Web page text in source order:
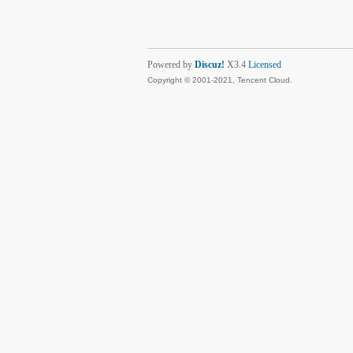
Powered by Discuz! X3.4 Licensed
Copyright © 2001-2021, Tencent Cloud.